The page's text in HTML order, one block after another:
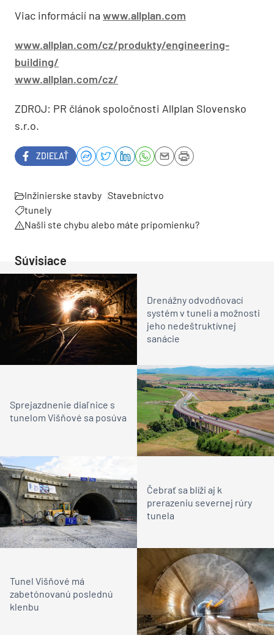
Viac informácií na www.allplan.com
www.allplan.com/cz/produkty/engineering-
building/
www.allplan.com/cz/
ZDROJ: PR článok spoločnosti Allplan Slovensko
s.r.o.
ZDIEĽAŤ
Inžinierske stavby Stavebníctvo
tunely
Našli ste chybu alebo máte pripomienku?
Súvisiace
Drenážny odvodňovací
systém v tuneli a možnosti
jeho nedeštruktívnej
sanácie
Sprejazdnenie diaľnice s
tunelom Višňové sa posúva
Čebrať sa blíži aj k
prerazeniu severnej rúry
tunela
Tunel Višňové má
zabetónovanú poslednú
klenbu